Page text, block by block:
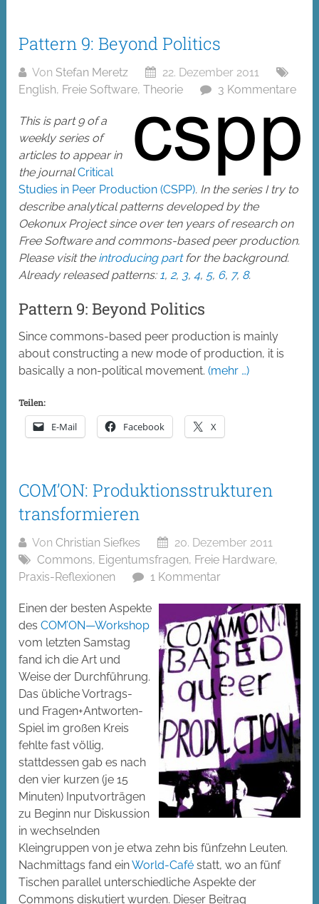
Pattern 9: Beyond Politics
Von Stefan Meretz
22. Dezember 2011
English, Freie Software,Theorie 3 Kommentare
This is part 9 of a
weekly series of
articles to appear in
the journalCritical
Studies in Peer Production (CSPP). In the series I try to
describe analytical patterns developed by the
Oekonux Project since over ten years of research on
Free Software and commons-based peer production.
Please visit the introducing partfor the background.
Already released patterns: 1,2, 3,4, 5, 6, 7, 8.
Pattern 9: Beyond Politics
Since commons-based peer production is mainly
about constructing a new mode of production, it is
basically a non-political movement.(mehr …)
Teilen:
E-Mail Facebook X
COM’ON: Produktionsstrukturen
transformieren
VonChristian Siefkes
20. Dezember 2011
Commons, Eigentumsfragen, Freie Hardware,
Praxis-Reflexionen
1 Kommentar
Einen der besten Aspekte
desCOM’ON—Workshop
vom letzten Samstag
fand ich die Art und
Weise der Durchführung.
Das übliche Vortrags-
und Fragen+Antworten-
Spiel im großen Kreis
fehlte fast völlig,
stattdessen gab es nach
den vier kurzen (je 15
Minuten) Inputvorträgen
zu Beginn nur Diskussion
in wechselnden
Kleingruppen von je etwa zehn bis fünfzehn Leuten.
Nachmittags fand einWorld-Café statt, wo an fünf
Tischen parallel unterschiedliche Aspekte der
Commons diskutiert wurden. Dieser Beitrag